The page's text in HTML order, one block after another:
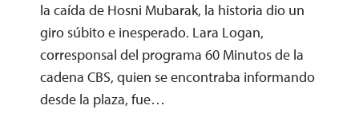
la caída de Hosni Mubarak, la historia dio un
giro súbito e inesperado. Lara Logan,
corresponsal del programa 60 Minutos de la
cadena CBS, quien se encontraba informando
desde la plaza, fue…